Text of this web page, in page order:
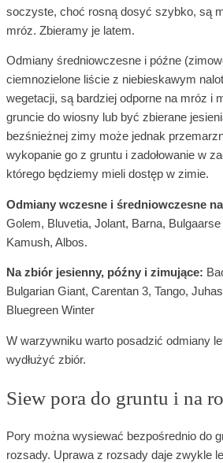
soczyste, choć rosną dosyć szybko, są
mróz. Zbieramy je latem.
Odmiany średniowczesne i późne
ciemnozielone liście z niebieskawym
wegetacji, są bardziej odporne na mróz i
gruncie do wiosny lub być zbierane
bezśnieżnej zimy może jednak
wykopanie go z gruntu i zadołowanie w
którego będziemy mieli dostęp w zimie.
Odmiany wczesne i średniowczesne
Golem, Bluvetia, Jolant, Barna,
Kamush, Albos.
Na zbiór jesienny, późny i zimujące:
Bulgarian Giant, Carentan 3, Tango,
Bluegreen Winter
W warzywniku warto posadzić odmiany
wydłużyć zbiór.
Siew pora do gruntu i na
Pory można wysiewać bezpośrednio do
rozsady. Uprawa z rozsady daje zwykle